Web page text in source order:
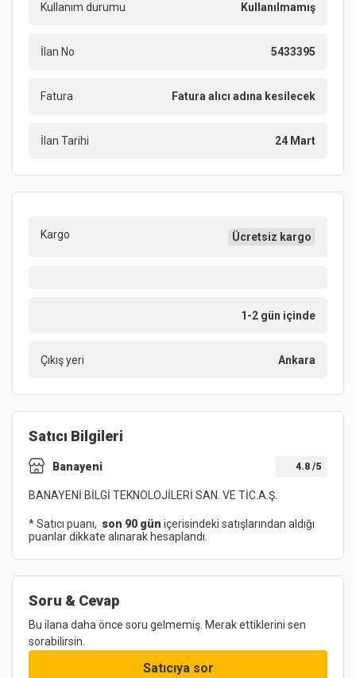
Kullanım durumu Kullanılmamış
İlan No 5433395
Fatura Fatura alıcı adına kesilecek
İlan Tarihi 24 Mart
Kargo Ücretsiz kargo
1-2 gün içinde
Çıkış yeri Ankara
Satıcı Bilgileri
Banayeni 4.8 /5
BANAYENİ BİLGİ TEKNOLOJİLERİ SAN. VE TİC.A.Ş.
* Satıcı puanı, son 90 gün içerisindeki satışlarından aldığı
puanlar dikkate alınarak hesaplandı.
Soru & Cevap
Bu ilana daha önce soru gelmemiş. Merak ettiklerini sen
sorabilirsin.
Satıcıya sor